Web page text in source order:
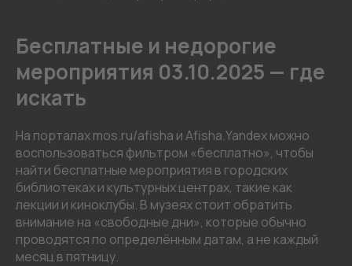
Бесплатные и недорогие
мероприятия 03.10.2025 — где
искать
На порталах mos.ru/afisha и Afisha.Yandex можно
воспользоваться фильтром «бесплатно», чтобы
найти бесплатные мероприятия в городских
библиотеках и культурных центрах, такие как
лекции и киноклубы. В музеях стоит обратить
внимание на «свободные дни», которые обычно
проводятся по определённым датам, а не каждый
месяц в пятницу.